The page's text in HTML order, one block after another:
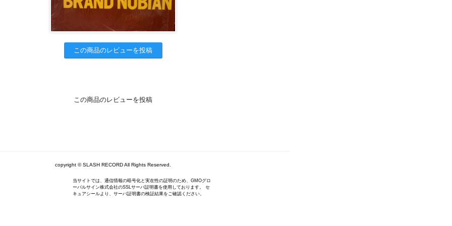
この商品のレビューを投稿
この商品のレビューを投稿
copyright © SLASH RECORD All Rights Reserved.
当サイトでは、通信情報の暗号化と実在性の証明のため、GMOグロ
ーバルサイン株式会社のSSLサーバ証明書を使用しております。 セ
キュアシールより、サーバ証明書の検証結果をご確認ください。